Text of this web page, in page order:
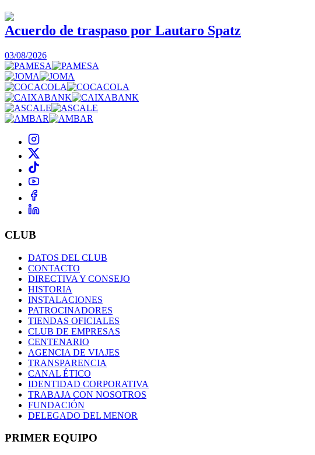
Acuerdo de traspaso por Lautaro Spatz
03/08/2026
CLUB
DATOS DEL CLUB
CONTACTO
DIRECTIVA Y CONSEJO
HISTORIA
INSTALACIONES
PATROCINADORES
TIENDAS OFICIALES
CLUB DE EMPRESAS
CENTENARIO
AGENCIA DE VIAJES
TRANSPARENCIA
CANAL ÉTICO
IDENTIDAD CORPORATIVA
TRABAJA CON NOSOTROS
FUNDACIÓN
DELEGADO DEL MENOR
PRIMER EQUIPO